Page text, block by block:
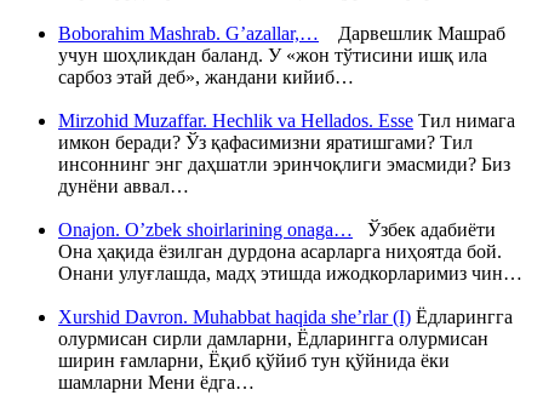
Boborahim Mashrab. G’azallar,… Дарвешлик Машраб
учун шоҳликдан баланд. У «жон тўтисини ишқ ила
сарбоз этай деб», жандани кийиб…
Mirzohid Muzaffar. Hechlik va Hellados. Esse Тил нимага
имкон беради? Ўз қафасимизни яратишгами? Тил
инсоннинг энг даҳшатли эринчоқлиги эмасмиди? Биз
дунёни аввал…
Onajon. O’zbek shoirlarining onaga… Ўзбек адабиёти
Она ҳақида ёзилган дурдона асарларга ниҳоятда бой.
Онани улуғлашда, мадҳ этишда ижодкорларимиз чин…
Xurshid Davron. Muhabbat haqida she’rlar (I) Ёдларингга
олурмисан сирли дамларни, Ёдларингга олурмисан
ширин ғамларни, Ёқиб қўйиб тун қўйнида ёки
шамларни Мени ёдга…